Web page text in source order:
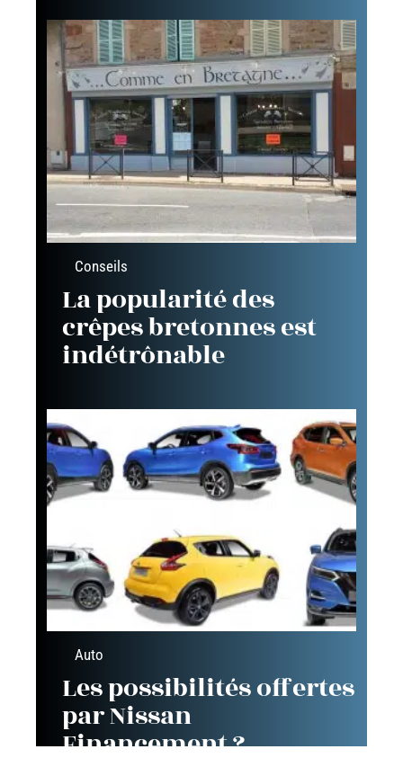
Conseils
La popularité des
crêpes bretonnes est
indétrônable
Auto
Les possibilités offertes
par Nissan
Financement ?